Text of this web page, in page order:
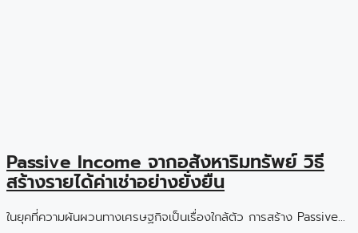
Passive Income จากอสังหาริมทรัพย์ วิธี
สร้างรายได้ค่าเช่าอย่างยั่งยืน
ในยุคที่ความผันผวนทางเศรษฐกิจเป็นเรื่องใกล้ตัว การสร้าง Passive...